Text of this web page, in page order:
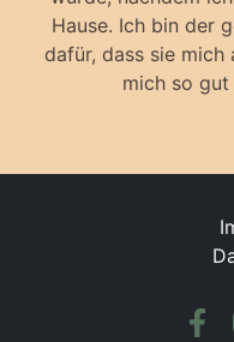
Hause. Ich bin der
dafür, dass sie mich
mich so gut